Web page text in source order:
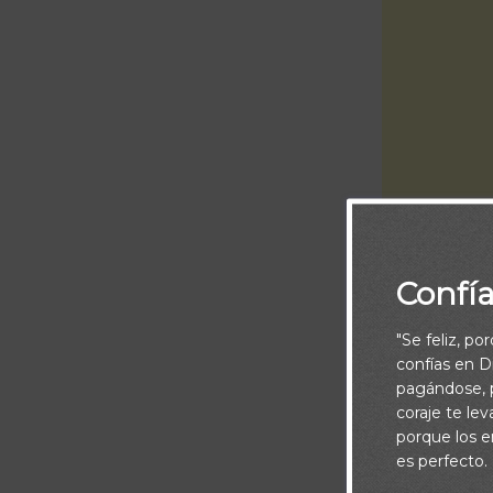
Las
confianza.
de verdad,
que nos
es que la
"Se feliz,
confías en
pagándose,
coraje te
porque los
es perfecto.